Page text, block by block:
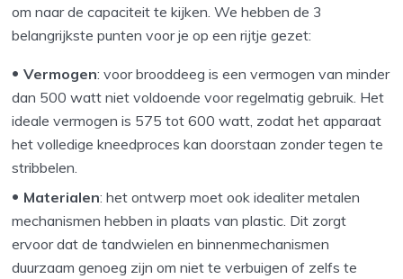
om naar de capaciteit te kijken. We hebben de 3
belangrijkste punten voor je op een rijtje gezet:
Vermogen: voor brooddeeg is een vermogen van minder
dan 500 watt niet voldoende voor regelmatig gebruik. Het
ideale vermogen is 575 tot 600 watt, zodat het apparaat
het volledige kneedproces kan doorstaan zonder tegen te
stribbelen.
Materialen: het ontwerp moet ook idealiter metalen
mechanismen hebben in plaats van plastic. Dit zorgt
ervoor dat de tandwielen en binnenmechanismen
duurzaam genoeg zijn om niet te verbuigen of zelfs te